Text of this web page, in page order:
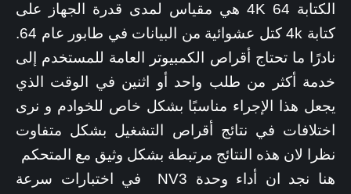
الكتابة 4K 64 هي مقياس لمدى قدرة الجهاز على
كتابة 4k كتل عشوائية من البيانات في طابور عام 64.
نادرًا ما تحتاج أقراص الكمبيوتر العامة للمستخدم إلى
خدمة أكثر من طلب واحد أو اثنين في الوقت الذي
يجعل هذا الإجراء مناسبًا بشكل خاص للخوادم و نرى
اختلافات في نتائج أقراص التشغيل بشكل متفاوت
نظرا لان هذه النتائج مرتبطة بشكل وثيق مع المتحكم
هنا نجد ان أداء وحدة NV3 في اختبارات سرعة